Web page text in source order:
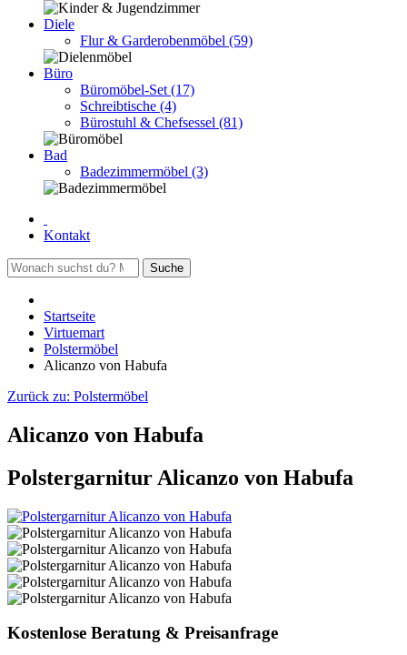
Diele
Flur & Garderobenmöbel (59)
Büro
Büromöbel-Set (17)
Schreibtische (4)
Bürostuhl & Chefsessel (81)
Bad
Badezimmermöbel (3)
Kontakt
Suche
Startseite
Virtuemart
Polstermöbel
Alicanzo von Habufa
Zurück zu: Polstermöbel
Alicanzo von Habufa
Polstergarnitur Alicanzo von Habufa
Kostenlose Beratung & Preisanfrage